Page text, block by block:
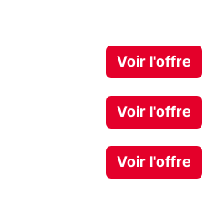
Voir l'offre
Voir l'offre
Voir l'offre